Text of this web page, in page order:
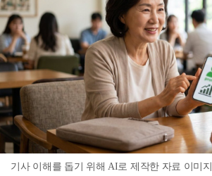
기사 이해를 돕기 위해 AI로 제작한 자료 이미지.